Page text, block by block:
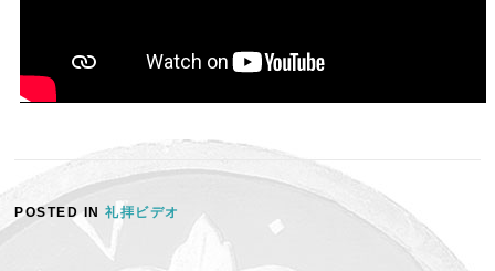
POSTED IN礼拝ビデオ